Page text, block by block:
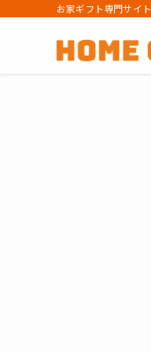
お家ギフト専門サイト